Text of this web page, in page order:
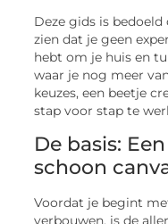
Deze gids is
zien dat je geen
hebt om je huis en
waar je nog meer
keuzes, een beetje
stap voor stap te
De basis:
schoon
Voordat je begint
verbouwen, is de